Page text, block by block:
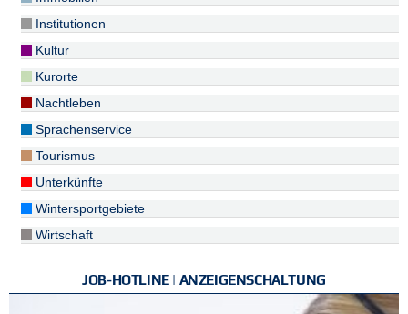
Institutionen
Kultur
Kurorte
Nachtleben
Sprachenservice
Tourismus
Unterkünfte
Wintersportgebiete
Wirtschaft
JOB-HOTLINE | ANZEIGENSCHALTUNG